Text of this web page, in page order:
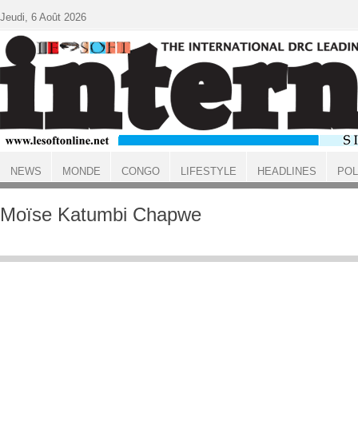
ACCUEIL
Moïse Katumbi Chapwe
Jeudi, 6 Août 2026
NEWS MONDE CONGO LIFESTYLE HEADLINES